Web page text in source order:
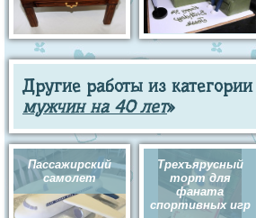
Другие работы из категории
мужчин на 40 лет»
Пассажирский
самолет
Трехъярусный
торт для
фаната
спортивных игр